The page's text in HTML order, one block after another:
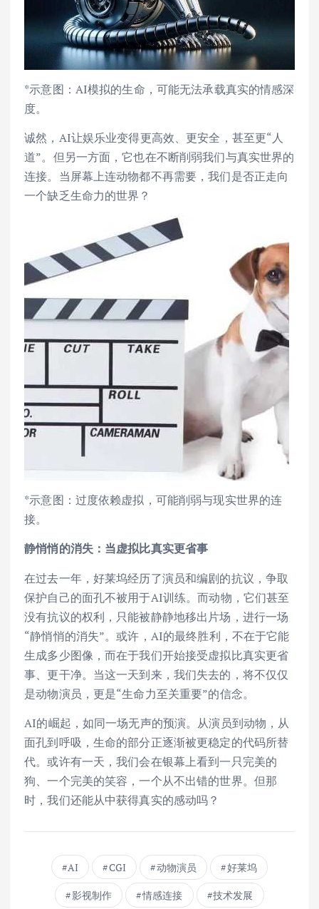
*示意图：AI模拟的生命，可能无法承载真实的情感深
度。
诚然，AI让娱乐业变得更高效、更安全，甚至更“人
道”。但另一方面，它也在不断削弱我们与真实世界的
连接。当屏幕上连动物都不再需要，我们是否正走向
一个缺乏生命力的世界？
*示意图：过度依赖虚拟，可能削弱与现实世界的连
接。
静悄悄的消失：当虚拟比真实更省事
在过去一年，好莱坞经历了演员和编剧的抗议，争取
保护自己的面孔不被用于AI训练。而动物，它们甚至
没有抗议的权利，只能被静静地移出片场，进行一场
“静悄悄的消失”。或许，AI的最终胜利，不在于它能
生成多少图像，而在于我们开始接受虚拟比真实更省
事、更干净。当这一天到来，我们失去的，将不仅仅
是动物演员，更是“生命力至关重要”的信念。
AI的崛起，如同一场无声的预演。从演员到动物，从
面孔到呼吸，生命的部分正逐渐被更稳定的代码所替
代。或许有一天，我们会在银幕上看到一只完美的
狗、一个完美的笑容，一个从不出错的世界。但那
时，我们还能从中获得真实的感动吗？
AI CGI 动物演员 好莱坞
影视制作 情感连接 技术发展